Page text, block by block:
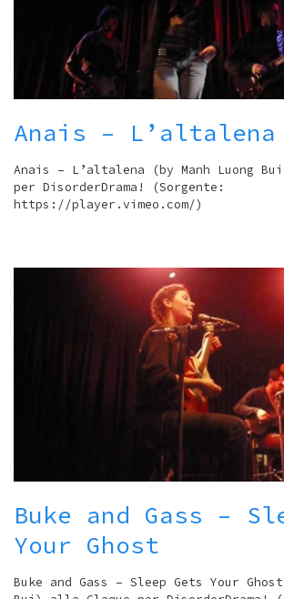
Anais – L’altalena
Anais – L’altalena (by Manh Luong
per DisorderDrama! (Sorgente:
https://player.vimeo.com/)
Buke and Gass –
Your Ghost
Buke and Gass – Sleep Gets Your